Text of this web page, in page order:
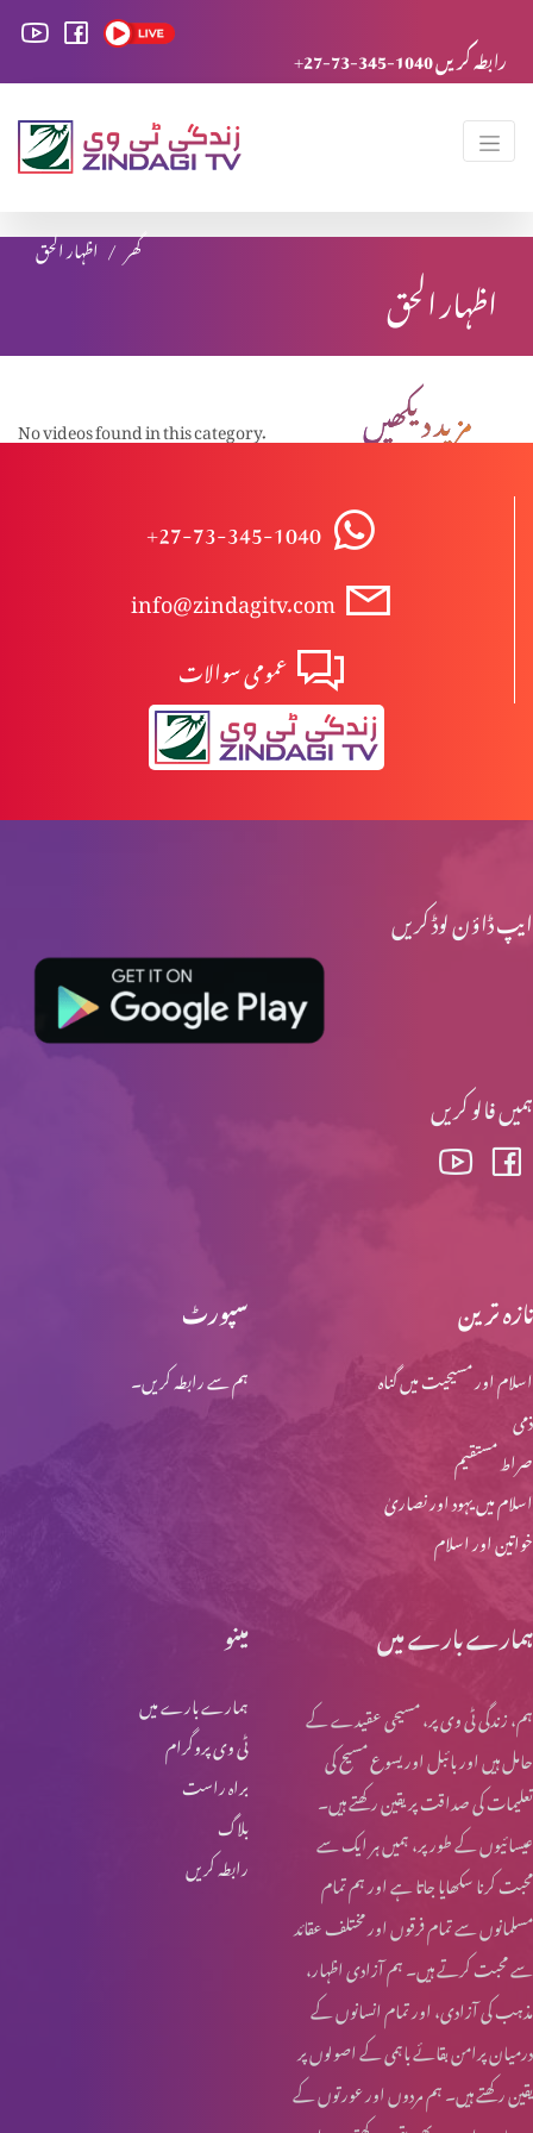
+27-73-345-1040 رابطہ کریں
گھر اظہار الحق
اظہار الحق
مزید دیکھیں No videos found in this category.
+27-73-345-1040
info@zindagitv.com
عمومی سوالات
ایپ ڈاؤن لوڈ کریں
ہمیں فالو کریں
سپورٹ
ہم سے رابطہ کریں۔
تازہ ترین
اسلام اور مسیحیت میں گناہ
ذمی
صراط مستقیم
اسلام میں یہود اور نصاریٰ
خواتین اور اسلام
مینو
ہمارے بارے میں
ٹی وی پروگرام
براہ راست
بلاگ
رابطہ کریں
ہمارے بارے میں
ہم، زندگی ٹی وی پر، مسیحی عقیدے کے
حامل ہیں اور بائبل اور یسوع مسیح کی
تعلیمات کی صداقت پر یقین رکھتے ہیں۔
عیسائیوں کے طور پر، ہمیں ہر ایک سے
محبت کرنا سکھایا جاتا ہے اور ہم تمام
مسلمانوں سے تمام فرقوں اور مختلف عقائد
سے محبت کرتے ہیں۔ ہم آزادی اظہار،
مذہب کی آزادی، اور تمام انسانوں کے
درمیان پرامن بقائے باہمی کے اصولوں پر
یقین رکھتے ہیں۔ ہم مردوں اور عورتوں کے